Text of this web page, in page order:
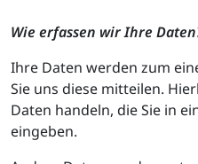
Wie erfassen wir Ihre
Ihre Daten werden zum
Sie uns diese mitteilen.
Daten handeln, die Sie in
eingeben.